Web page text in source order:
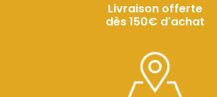
Livraison offerte
dès 150€ d'achat